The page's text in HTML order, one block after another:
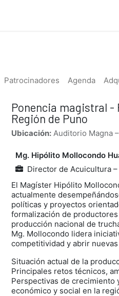
Patrocinadores Agenda
Ponencia magistral -
Región de Puno
Ubicación: Auditorio Magna
Mg. Hipólito Mollocondo
Director de Acuicultura
El Magíster Hipólito
actualmente
políticas y proyectos
formalización de
producción nacional de
Mg. Mollocondo lidera
competitividad y abrir
Situación actual de la
Principales retos técnicos,
Perspectivas de crecimiento
económico y social en la